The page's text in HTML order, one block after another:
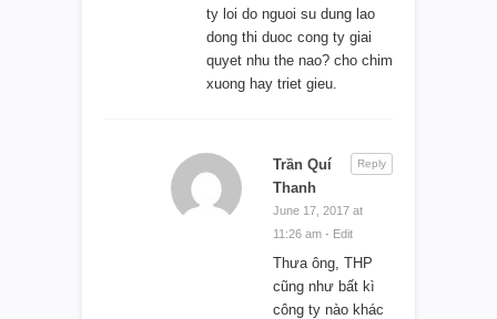
ty loi do nguoi su dung lao
dong thi duoc cong ty giai
quyet nhu the nao? cho chim
xuong hay triet gieu.
Trần Quí
Thanh
June 17, 2017 at
11:26 am · Edit
Thưa ông, THP
cũng như bất kì
công ty nào khác
Reply